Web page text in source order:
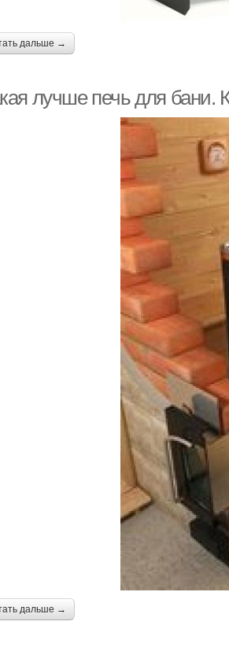
дальше →
лучше печь для бани.
дальше →